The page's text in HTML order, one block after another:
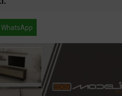
WhatsApp